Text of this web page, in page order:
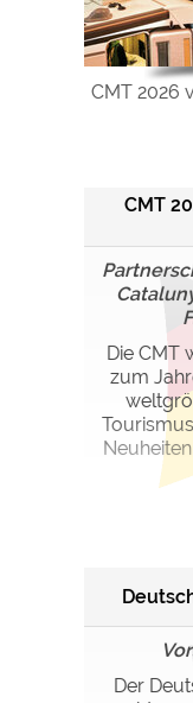
CMT 2026
CMT
Die CMT
zum
Der